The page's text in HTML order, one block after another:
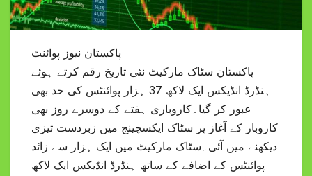
پاکستان نیوز پوائنٹ
پاکستان سٹاک مارکیٹ نئی تاریخ رقم کرتے ہوئے
ہنڈرڈ انڈیکس ایک لاکھ 37 ہزار پوائنٹس کی حد بھی
عبور کر گیا۔کاروباری ہفتے کے دوسرے روز بھی
کاروبار کے آغاز پر سٹاک ایکسچینج میں زبردست تیزی
دیکھنے میں آئی۔سٹاک مارکیٹ میں ایک ہزار سے زائد
پوائنٹس کے اضافے کے ساتھ ہنڈرڈ انڈیکس ایک لاکھ